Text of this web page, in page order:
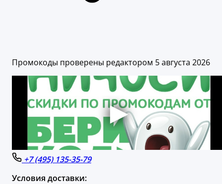
Промокоды проверены редактором 5 августа 2026
+7 (495) 135-35-79
Условия доставки: